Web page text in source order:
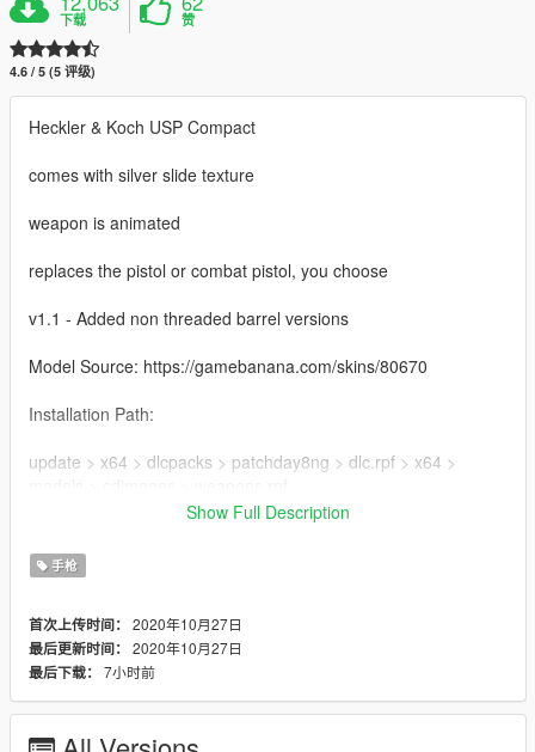
下载 赞
4.6 / 5 (5 评级)
Heckler & Koch USP Compact
comes with silver slide texture
weapon is animated
replaces the pistol or combat pistol, you choose
v1.1 - Added non threaded barrel versions
Model Source: https://gamebanana.com/skins/80670
Installation Path:
update > x64 > dlcpacks > patchday8ng > dlc.rpf > x64 >
Show Full Description
手枪
首次上传时间： 2020年10月27日
最后更新时间： 2020年10月27日
最后下载： 7小时前